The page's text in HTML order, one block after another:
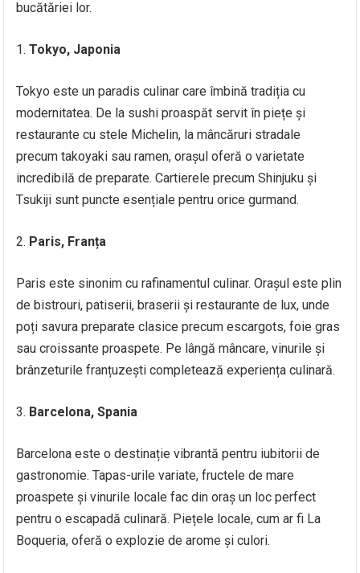
bucătăriei lor.
Tokyo, Japonia
Tokyo este un paradis culinar care îmbină tradiția cu
modernitatea. De la sushi proaspăt servit în piețe și
restaurante cu stele Michelin, la mâncăruri stradale
precum takoyaki sau ramen, orașul oferă o varietate
incredibilă de preparate. Cartierele precum Shinjuku și
Tsukiji sunt puncte esențiale pentru orice gurmand.
Paris, Franța
Paris este sinonim cu rafinamentul culinar. Orașul este plin
de bistrouri, patiserii, braserii și restaurante de lux, unde
poți savura preparate clasice precum escargots, foie gras
sau croissante proaspete. Pe lângă mâncare, vinurile și
brânzeturile franțuzești completează experiența culinară.
Barcelona, Spania
Barcelona este o destinație vibrantă pentru iubitorii de
gastronomie. Tapas-urile variate, fructele de mare
proaspete și vinurile locale fac din oraș un loc perfect
pentru o escapadă culinară. Piețele locale, cum ar fi La
Boqueria, oferă o explozie de arome și culori.